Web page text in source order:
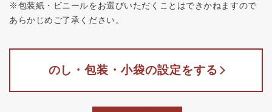
※包装紙・ビニールをお選びいただくことはできかねますので
あらかじめご了承ください。
のし・包装・小袋の設定をする